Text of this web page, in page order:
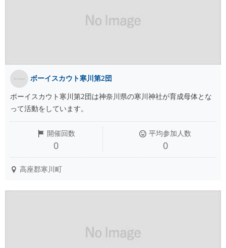
ボーイスカウト寒川第2団
ボーイスカウト寒川第2団は神奈川県の寒川神社が育成母体とな
って活動をしています。
開催回数
0
平均参加人数
0
高座郡寒川町